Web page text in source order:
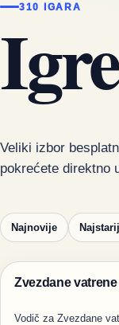
310 IGARA
Igre
Veliki izbor
pokrećete direktno
Najnovije
Igre
Zvezdane
Vodič za Zvezdane